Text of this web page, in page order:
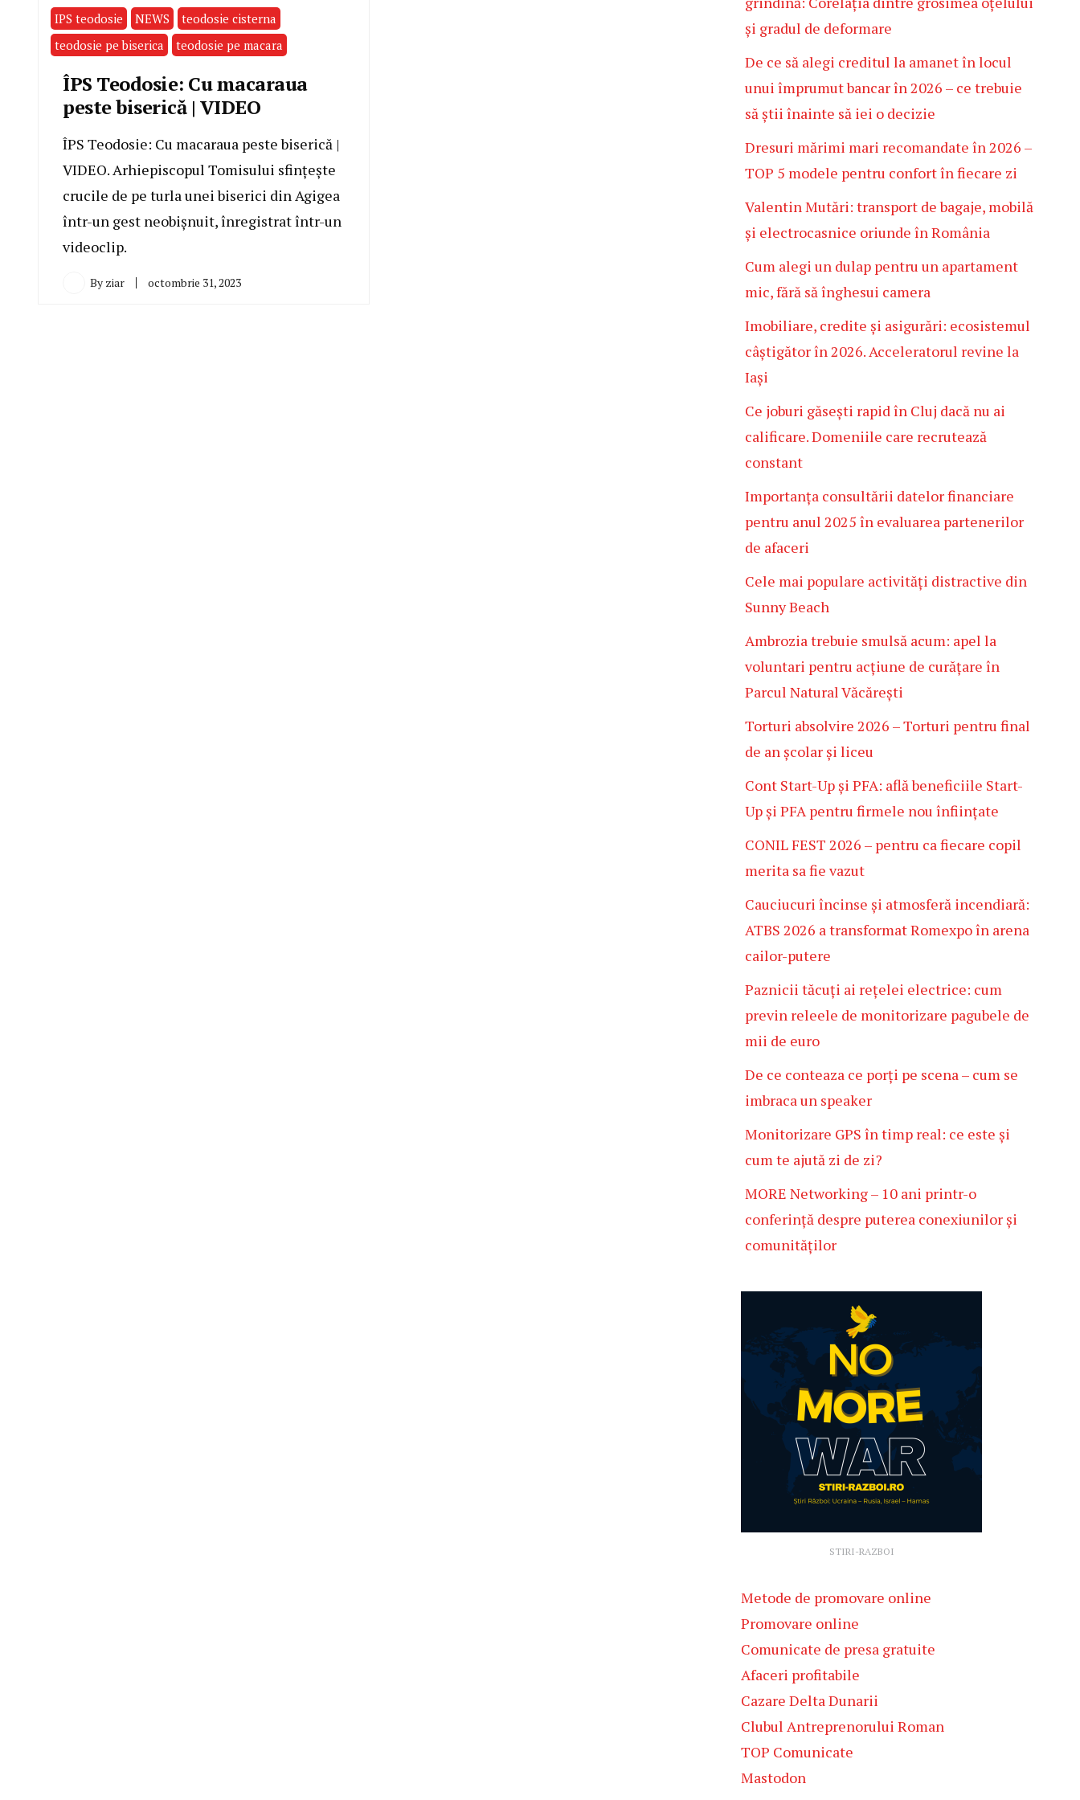
IPS teodosie NEWS
teodosie cisterna
teodosie pe biserica
teodosie pe macara
ÎPS Teodosie: Cu macaraua
peste biserică | VIDEO
ÎPS Teodosie: Cu macaraua peste biserică |
VIDEO. Arhiepiscopul Tomisului sfințește
crucile de pe turla unei biserici din Agigea
într-un gest neobișnuit, înregistrat într-un
videoclip.
By ziar octombrie 31, 2023
și gradul de deformare
De ce să alegi creditul la amanet în locul
unui împrumut bancar în 2026 – ce trebuie
să știi înainte să iei o decizie
Dresuri mărimi mari recomandate în 2026 –
TOP 5 modele pentru confort în fiecare zi
Valentin Mutări: transport de bagaje, mobilă
și electrocasnice oriunde în România
Cum alegi un dulap pentru un apartament
mic, fără să înghesui camera
Imobiliare, credite și asigurări: ecosistemul
câștigător în 2026. Acceleratorul revine la
Iași
Ce joburi găsești rapid în Cluj dacă nu ai
calificare. Domeniile care recrutează
constant
Importanța consultării datelor financiare
pentru anul 2025 în evaluarea partenerilor
de afaceri
Cele mai populare activități distractive din
Sunny Beach
Ambrozia trebuie smulsă acum: apel la
voluntari pentru acțiune de curățare în
Parcul Natural Văcărești
Torturi absolvire 2026 – Torturi pentru final
de an școlar și liceu
Cont Start-Up și PFA: află beneficiile Start-
Up și PFA pentru firmele nou înființate
CONIL FEST 2026 – pentru ca fiecare copil
merita sa fie vazut
Cauciucuri încinse și atmosferă incendiară:
ATBS 2026 a transformat Romexpo în arena
cailor-putere
Paznicii tăcuți ai rețelei electrice: cum
previn releele de monitorizare pagubele de
mii de euro
De ce conteaza ce porți pe scena – cum se
imbraca un speaker
Monitorizare GPS în timp real: ce este și
cum te ajută zi de zi?
MORE Networking – 10 ani printr-o
conferință despre puterea conexiunilor și
comunităților
STIRI-RAZBOI
Metode de promovare online
Promovare online
Comunicate de presa gratuite
Afaceri profitabile
Cazare Delta Dunarii
Clubul Antreprenorului Roman
TOP Comunicate
Mastodon